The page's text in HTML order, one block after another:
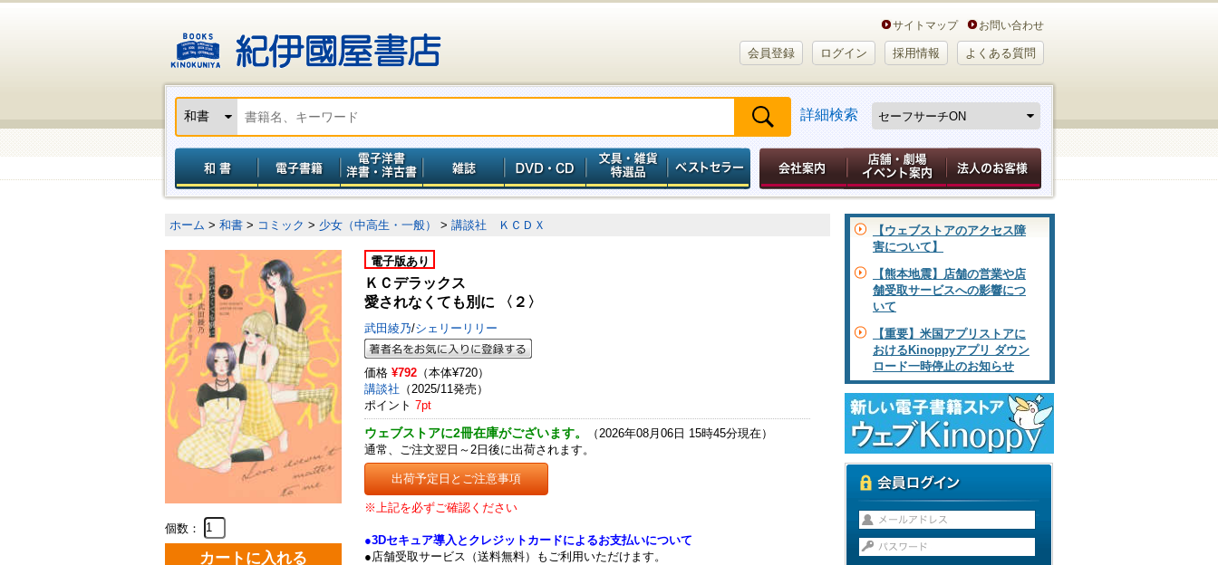
サイトマップ お問い合わせ
会員登録 ログイン 採用情報 よくある質問
詳細検索
ホーム > 和書 > コミック > 少女（中高生・一般） > 講談社 ＫＣＤＸ
個数：
電子版あり
ＫＣデラックス
愛されなくても別に 〈２〉
武田綾乃/シェリーリリー
価格 ¥792 （本体¥720）
講談社 （2025/11発売）
ポイント 7pt
ウェブストアに2冊在庫がございます。
（2026年08月06日 15時45分現在）
通常、ご注文翌日～2日後に出荷されます。
出荷予定日とご注意事項
※上記を必ずご確認ください
●3Dセキュア導入とクレジットカードによるお支払いについて
●店舗受取サービス（送料無料）もご利用いただけます。
【ウェブストアのアクセス障
害について】
【熊本地震】店舗の営業や店
舗受取サービスへの影響につ
いて
【重要】米国アプリストアに
おけるKinoppyアプリ ダウン
ロード一時停止のお知らせ